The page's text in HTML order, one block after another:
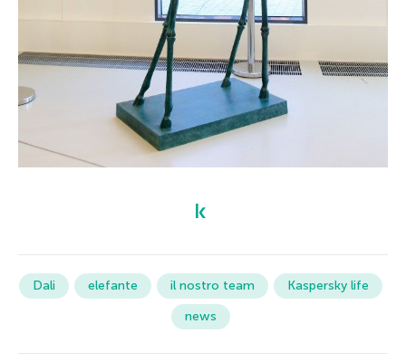
Dali elefante il nostro team
Kaspersky life
news